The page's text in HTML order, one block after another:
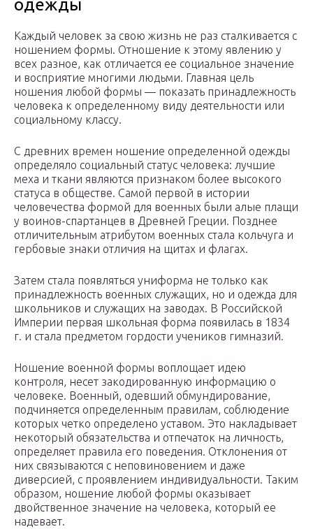
одежды
Каждый человек за свою жизнь не раз сталкивается с
ношением формы. Отношение к этому явлению у
всех разное, как отличается ее социальное значение
и восприятие многими людьми. Главная цель
ношения любой формы — показать принадлежность
человека к определенному виду деятельности или
социальному классу.
С древних времен ношение определенной одежды
определяло социальный статус человека: лучшие
меха и ткани являются признаком более высокого
статуса в обществе. Самой первой в истории
человечества формой для военных были алые плащи
у воинов-спартанцев в Древней Греции. Позднее
отличительным атрибутом военных стала кольчуга и
гербовые знаки отличия на щитах и флагах.
Затем стала появляться униформа не только как
принадлежность военных служащих, но и одежда для
школьников и служащих на заводах. В Российской
Империи первая школьная форма появилась в 1834
г. и стала предметом гордости учеников гимназий.
Ношение военной формы воплощает идею
контроля, несет закодированную информацию о
человеке. Военный, одевший обмундирование,
подчиняется определенным правилам, соблюдение
которых четко определено уставом. Это накладывает
некоторый обязательства и отпечаток на личность,
определяет правила его поведения. Отклонения от
них связываются с неповиновением и даже
диверсией, с проявлением индивидуальности. Таким
образом, ношение любой формы оказывает
двойственное значение на человека, который ее
надевает.